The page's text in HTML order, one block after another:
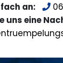
an:
uns eine